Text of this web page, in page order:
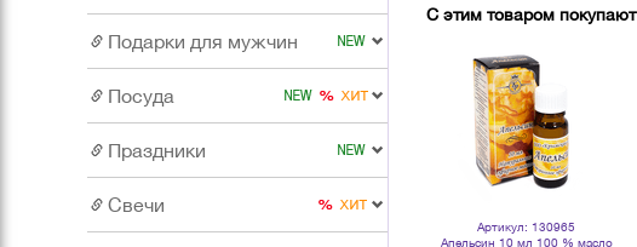
Подарки для мужчин
Посуда
Праздники
Свечи
С этим товаром покупают
Артикул: 130965
Апельсин 10 мл 100 % масло